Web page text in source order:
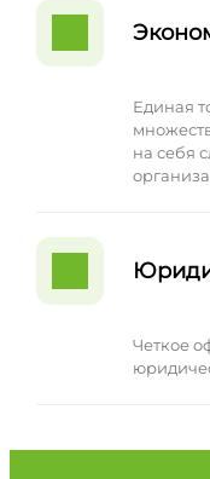
Единая
на себя
Четкое